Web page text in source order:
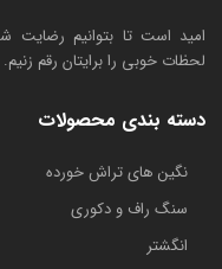
امید است تا بتوانیم رضایت
لحظات خوبی را برایتان رقم زنیم.
دسته بندی محصولات
​نگین های تراش خورده
سنگ راف و دکوری
انگشتر